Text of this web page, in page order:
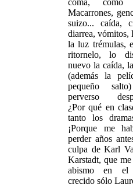
coma, como
Macarrones,
suizo... caída,
diarrea, vómitos,
la luz trémulas,
ritornelo, lo
nuevo la caída,
(además la
pequeño
perverso
¿Por qué en
tanto los
¡Porque me
perder años
culpa de Karl
Karstadt, que
abismo en el
crecido sólo